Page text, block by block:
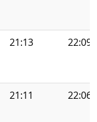
21:13 22:09
21:11 22:06